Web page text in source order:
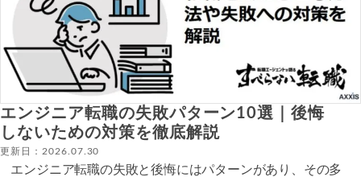
エンジニア転職の失敗パターン10選｜後悔
しないための対策を徹底解説
更新日：2026.07.30
エンジニア転職の失敗と後悔にはパターンがあり、その多